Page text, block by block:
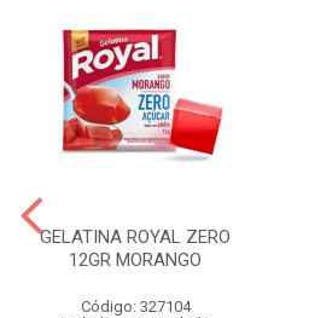
GELATINA ROYAL ZERO
12GR MORANGO
Código: 327104